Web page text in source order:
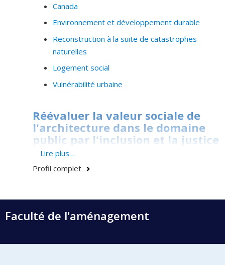
Canada
Environnement et développement durable
Reconstruction à la suite de catastrophes
naturelles
Logement social
Vulnérabilité urbaine
Réévaluer la valeur sociale de
l'architecture dans le domaine
public par l'inclusion et la justice
spatiale
Pour la plupart des historiens des villes, jusqu'aux
dans les zones urbaines. Les villes ont été pensées
espace public était un rouage. Au milieu du 20e siècle,
Lire plus…
Profil complet
Faculté de l'aménagement